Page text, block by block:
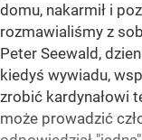
domu, nakarmił i
rozmawialiśmy z
Peter Seewald,
kiedyś wywiadu,
zrobić kardynałowi
może prowadzić